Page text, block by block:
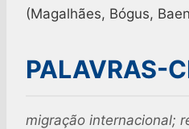
(Magalhães, Bógus,
PALAVRAS-
migração internacional;